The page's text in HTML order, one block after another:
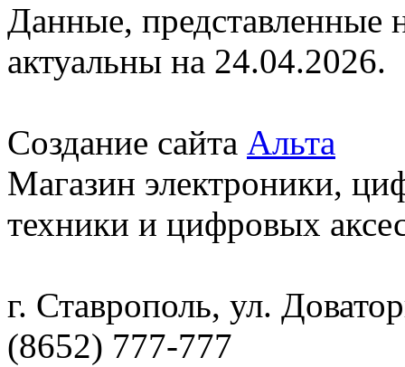
Данные, представленные
актуальны на 24.04.2026.
Создание сайта Альта
Магазин электроники,
техники и цифровых
г. Ставрополь, ул.
(8652) 777-777